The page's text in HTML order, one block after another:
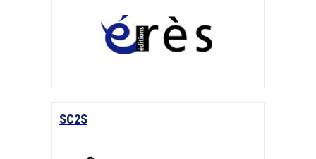
SC2S